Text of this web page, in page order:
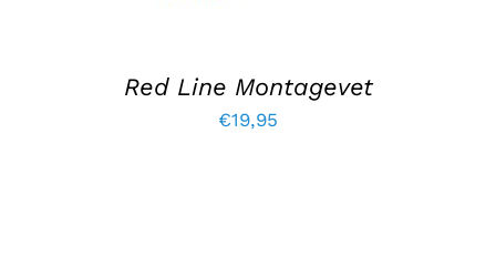
Red Line Montagevet
€19,95